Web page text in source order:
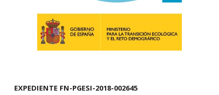
EXPEDIENTE FN-PGESI-2018-002645